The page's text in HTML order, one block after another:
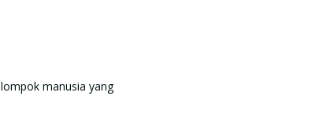
manusia yang